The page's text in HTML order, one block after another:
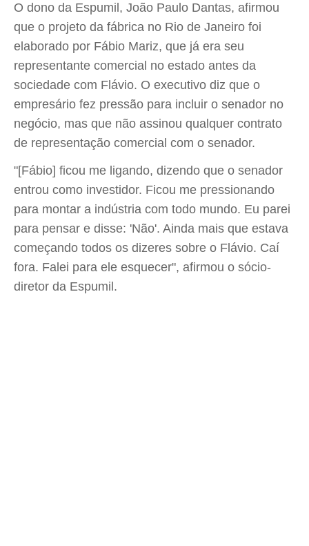
O dono da Espumil, João Paulo Dantas, afirmou
que o projeto da fábrica no Rio de Janeiro foi
elaborado por Fábio Mariz, que já era seu
representante comercial no estado antes da
sociedade com Flávio. O executivo diz que o
empresário fez pressão para incluir o senador no
negócio, mas que não assinou qualquer contrato
de representação comercial com o senador.
"[Fábio] ficou me ligando, dizendo que o senador
entrou como investidor. Ficou me pressionando
para montar a indústria com todo mundo. Eu parei
para pensar e disse: 'Não'. Ainda mais que estava
começando todos os dizeres sobre o Flávio. Caí
fora. Falei para ele esquecer", afirmou o sócio-
diretor da Espumil.